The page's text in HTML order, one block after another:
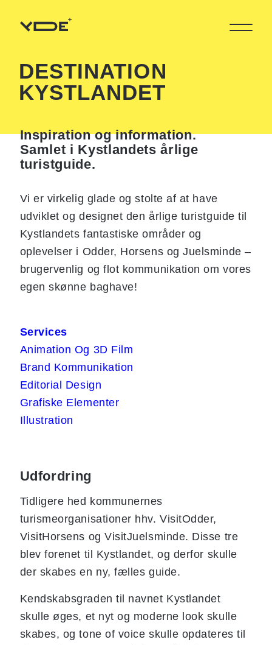
DESTINATION
KYSTLANDET
Inspiration og information.
Samlet i Kystlandets årlige
turistguide.
Vi er virkelig glade og stolte af at have
udviklet og designet den årlige turistguide til
Kystlandets fantastiske områder og
oplevelser i Odder, Horsens og Juelsminde –
brugervenlig og flot kommunikation om vores
egen skønne baghave!
Services
Animation Og 3D Film
Brand Kommunikation
Editorial Design
Grafiske Elementer
Illustration
Udfordring
Tidligere hed kommunernes
turismeorganisationer hhv. VisitOdder,
VisitHorsens og VisitJuelsminde. Disse tre
blev forenet til Kystlandet, og derfor skulle
der skabes en ny, fælles guide.
Kendskabsgraden til navnet Kystlandet
skulle øges, et nyt og moderne look skulle
skabes, og tone of voice skulle opdateres til